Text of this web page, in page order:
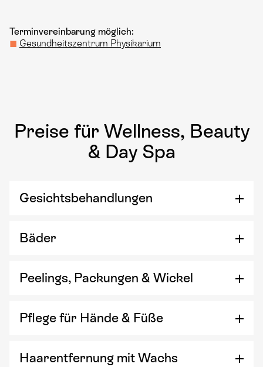
Terminvereinbarung möglich:
◼ Gesundheitszentrum Physikarium
Preise für Wellness, Beauty
& Day Spa
Gesichtsbehandlungen
Bäder
Peelings, Packungen & Wickel
Pflege für Hände & Füße
Haarentfernung mit Wachs